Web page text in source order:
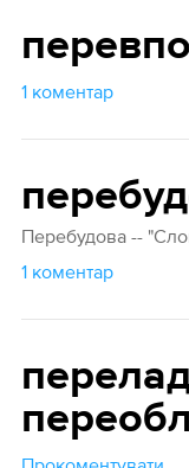
1 коментар
Перебудова --
1 коментар